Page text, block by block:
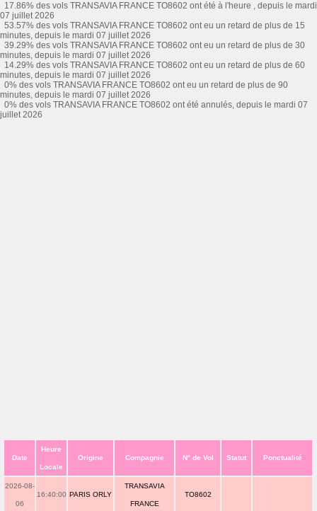
17.86% des vols TRANSAVIA FRANCE TO8602 ont été à l'heure , depuis le mardi
07 juillet 2026
53.57% des vols TRANSAVIA FRANCE TO8602 ont eu un retard de plus de 15
minutes, depuis le mardi 07 juillet 2026
39.29% des vols TRANSAVIA FRANCE TO8602 ont eu un retard de plus de 30
minutes, depuis le mardi 07 juillet 2026
14.29% des vols TRANSAVIA FRANCE TO8602 ont eu un retard de plus de 60
minutes, depuis le mardi 07 juillet 2026
0% des vols TRANSAVIA FRANCE TO8602 ont eu un retard de plus de 90
minutes, depuis le mardi 07 juillet 2026
0% des vols TRANSAVIA FRANCE TO8602 ont été annulés, depuis le mardi 07
juillet 2026
Date
Heure
Locale
Origine Compagnie N° de Vol Statut Ponctualité
2026-08-
06
16:40:00 PARIS ORLY
TRANSAVIA
FRANCE
TO8602